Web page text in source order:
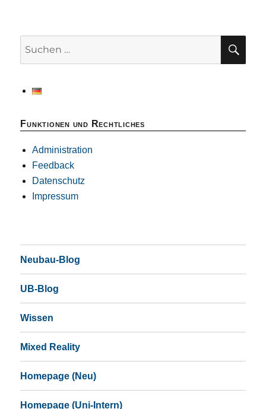
Funktionen und Rechtliches
Administration
Feedback
Datenschutz
Impressum
Neubau-Blog
UB-Blog
Wissen
Mixed Reality
Homepage (Neu)
Homepage (Uni-Intern)